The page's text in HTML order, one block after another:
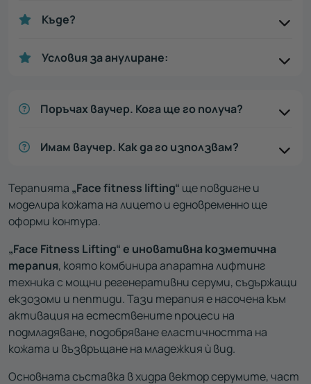
Къде?
Условия за анулиране:
Поръчах ваучер. Кога ще го получа?
Имам ваучер. Как да го използвам?
Терапията „Face fitness lifting“ ще повдигне и
моделира кожата на лицето и едновременно ще
оформи контура.
„Face Fitness Lifting“ е иновативна козметична
терапия, която комбинира апаратна лифтинг
техника с мощни регенеративни серуми, съдържащи
екзозоми и пептиди. Тази терапия е насочена към
активация на естествените процеси на
подмладяване, подобряване еластичността на
кожата и възвръщане на младежкия ѝ вид.
Основната съставка в хидра вектор серумите, част